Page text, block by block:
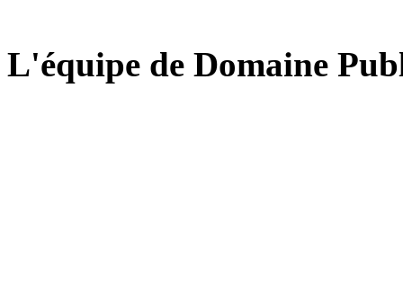
L'équipe de Domaine